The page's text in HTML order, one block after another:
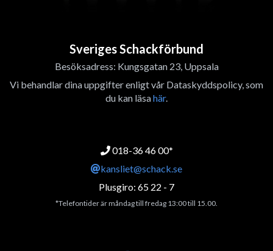
Sveriges Schackförbund
Besöksadress: Kungsgatan 23, Uppsala
Vi behandlar dina uppgifter enligt vår Dataskyddspolicy, som
du kan läsahär.
018-36 46 00*
kansliet@schack.se
Plusgiro: 65 22 - 7
*Telefontider är måndag till fredag 13:00 till 15.00.